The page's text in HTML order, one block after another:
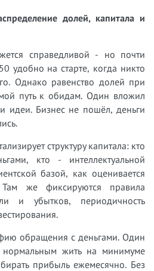
долей, капитала и
справедливой - но почти
удобно на старте, когда никто
Однако равенство долей при
путь к обидам. Один вложил
идеи. Бизнес не пошёл, деньги
структуру капитала: кто
кто - интеллектуальной
базой, как оценивается
же фиксируются правила
и убытков, периодичность
обращения с деньгами. Один
нормальным жить на минимуме
прибыль ежемесячно. Без